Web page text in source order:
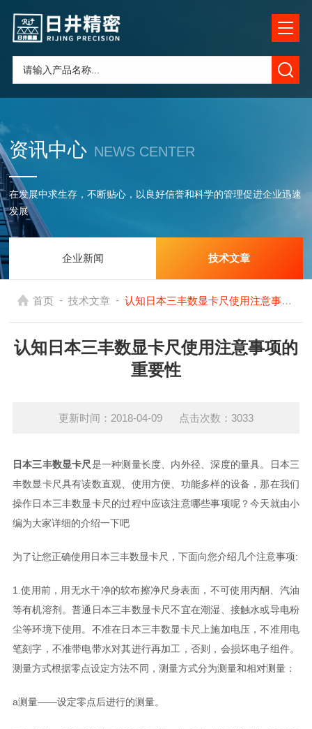
资讯中心 NEWS CENTER
在发展中求生存，不断贴心，以良好信誉和科学的管理促进企业迅速
发展
企业新闻 技术文章
首页 - 技术文章 - 认知日本三丰数显卡尺使用注意事项的重要性
认知日本三丰数显卡尺使用注意事项的
重要性
更新时间：2018-04-09 点击次数：3033
日本三丰数显卡尺是一种测量长度、内外径、深度的量具。日本三
丰数显卡尺具有读数直观、使用方便、功能多样的设备，那在我们
操作日本三丰数显卡尺的过程中应该注意哪些事项呢？今天就由小
编为大家详细的介绍一下吧
为了让您正确使用日本三丰数显卡尺，下面向您介绍几个注意事项:
1.使用前，用无水干净的软布擦净尺身表面，不可使用丙酮、汽油
等有机溶剂。普通日本三丰数显卡尺不宜在潮湿、接触水或导电粉
尘等环境下使用。不准在日本三丰数显卡尺上施加电压，不准用电
笔刻字，不准带电带水对其进行再加工，否则，会损坏电子组件。
测量方式根据零点设定方法不同，测量方式分为测量和相对测量：
a测量——设定零点后进行的测量。